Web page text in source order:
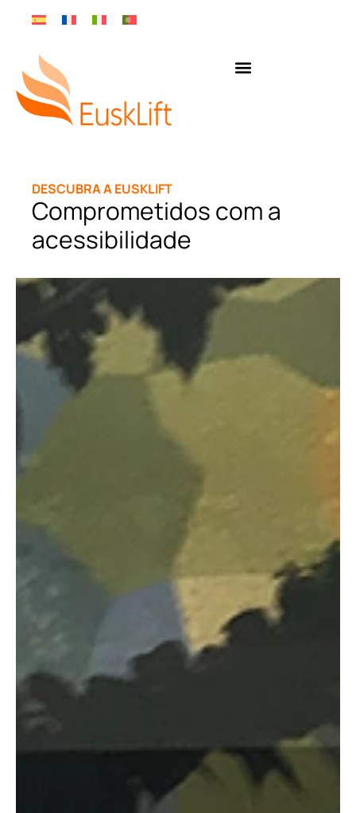
DESCUBRA A EUSKLIFT
Comprometidos com a
acessibilidade